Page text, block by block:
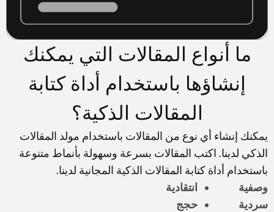
ما أنواع المقالات التي يمكنك
إنشاؤها باستخدام أداة كتابة
المقالات الذكية؟
يمكنك إنشاء أي نوع من المقالات باستخدام مولد المقالات
الذكي لدينا. اكتب المقالات بسرعة وسهولة بأنماط متنوعة
باستخدام أداة كتابة المقالات الذكية المجانية لدينا.
وصفية
سردية
انتقادية
حجج